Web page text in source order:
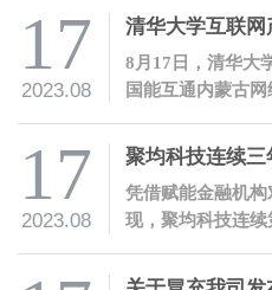
日，聚均科技在上
一次会议及第一
17
2023.08
8月17日，清华大
国能互通内蒙古
经理张志勇一行莅
17
2023.08
凭借赋能金融机
现，聚均科技连